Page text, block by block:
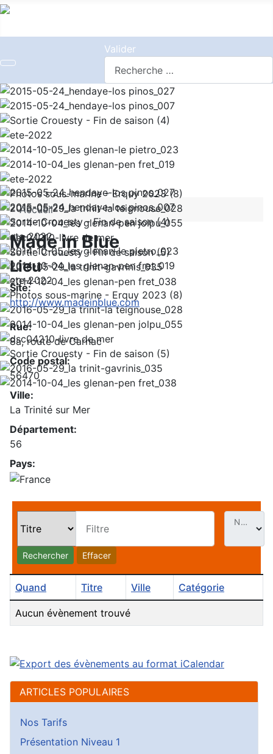
Valider
Accueil
Made in Blue
Lieu
Site:
http://www.madeinblue.com
Rue:
8a, route de Carnac
Code postal:
56470
Ville:
La Trinité sur Mer
Département:
56
Pays:
Filtre
Rechercher Effacer
Nb. Évt par page
Quand Titre Ville Catégorie
Aucun évènement trouvé
ARTICLES POPULAIRES
Nos Tarifs
Présentation Niveau 1